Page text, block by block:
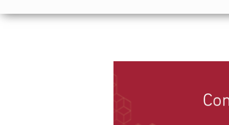
Estoy de acuerdo con las condiciones y políticas